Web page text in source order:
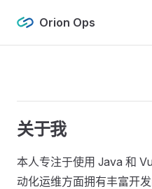
Skip to content
Orion Ops
关于我
本人专注于使用 Java 和
动化运维方面拥有丰富开